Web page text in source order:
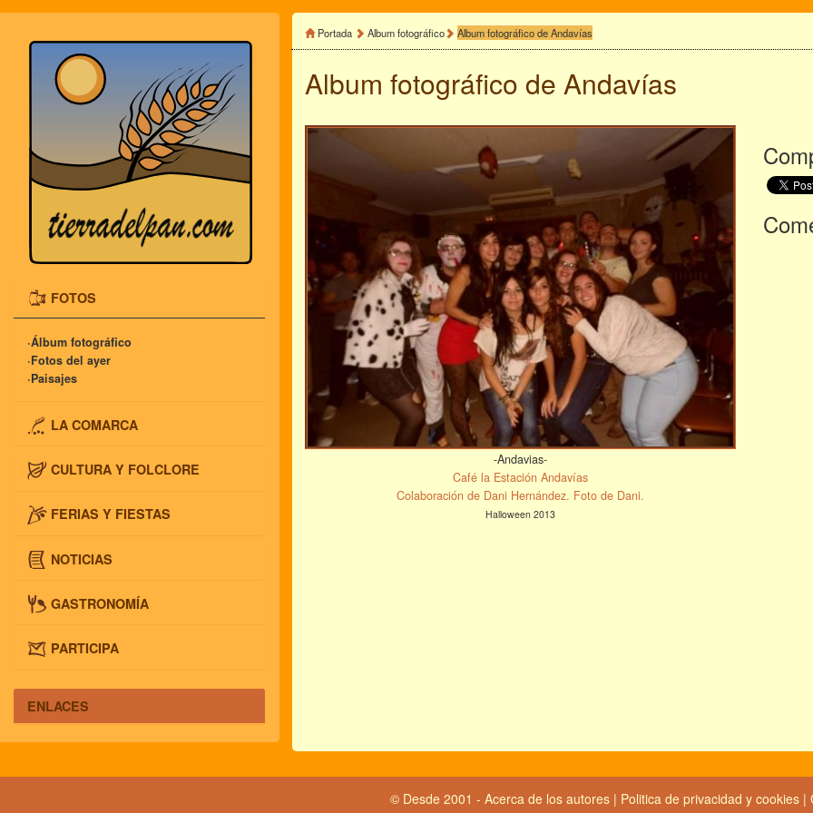
FOTOS
·Álbum fotográfico
·Fotos del ayer
·Paisajes
LA COMARCA
CULTURA Y FOLCLORE
FERIAS Y FIESTAS
NOTICIAS
GASTRONOMÍA
PARTICIPA
ENLACES
Portada Album fotográfico Album fotográfico de Andavías
Album fotográfico de Andavías
-Andavias-
Café la Estación Andavías
Colaboración de Dani Hernández. Foto de Dani.
Halloween 2013
© Desde 2001 - Acerca de los autores| Politica de privacidad y cookies |